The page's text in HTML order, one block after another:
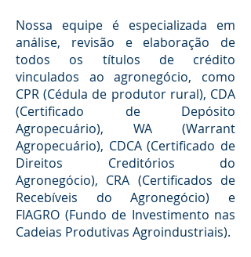
Nossa equipe é especializada em
análise, revisão e elaboração de
todos os títulos de crédito
vinculados ao agronegócio, como
CPR (Cédula de produtor rural), CDA
(Certificado de Depósito
Agropecuário), WA (Warrant
Agropecuário), CDCA (Certificado de
Direitos Creditórios do
Agronegócio), CRA (Certificados de
Recebíveis do Agronegócio) e
FIAGRO (Fundo de Investimento nas
Cadeias Produtivas Agroindustriais).